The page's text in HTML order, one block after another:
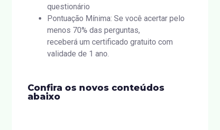
questionário
Pontuação Mínima: Se você acertar pelo
menos 70% das perguntas,
receberá um certificado gratuito com
validade de 1 ano.
Confira os novos conteúdos
abaixo